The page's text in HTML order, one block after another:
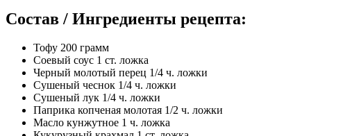
Состав / Ингредиенты рецепта:
Тофу 200 грамм
Соевый соус 1 ст. ложка
Черный молотый перец 1/4 ч. ложки
Сушеный чеснок 1/4 ч. ложки
Сушеный лук 1/4 ч. ложки
Паприка копченая молотая 1/2 ч. ложки
Масло кунжутное 1 ч. ложка